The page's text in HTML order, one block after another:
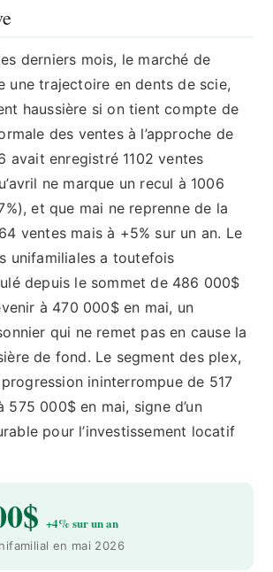
derniers mois, le marché de
une trajectoire en dents de scie,
haussière si on tient compte de
des ventes à l’approche de
avait enregistré 1102 ventes
ne marque un recul à 1006
et que mai ne reprenne de la
ventes mais à +5% sur un an. Le
unifamiliales a toutefois
depuis le sommet de 486 000$
à 470 000$ en mai, un
qui ne remet pas en cause la
de fond. Le segment des plex,
ininterrompue de 517
575 000$ en mai, signe d’un
pour l’investissement locatif
+4% sur un an
en mai 2026